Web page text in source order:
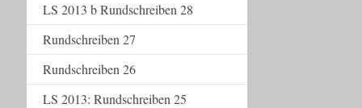
LS 2013 b Rundschreiben 28
Rundschreiben 27
Rundschreiben 26
LS 2013: Rundschreiben 25